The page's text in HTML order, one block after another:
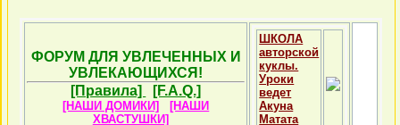
ФОРУМ ДЛЯ УВЛЕЧЕННЫХ И
УВЛЕКАЮЩИХСЯ!
[Правила]
[F.A.Q.]
[НАШИ ДОМИКИ]
[НАШИ
ХВАСТУШКИ]
ШКОЛА
авторской
куклы.
Уроки
ведет
Акуна
Матата